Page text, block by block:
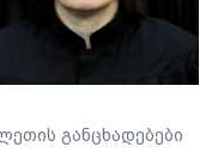
განცხადებები